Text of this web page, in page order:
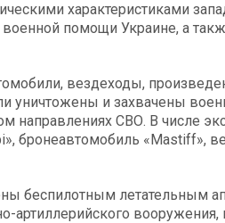
характеристиками
помощи Украине, а
вездеходы,
уничтожены и захвачены
направлениях СВО. В числе
бронеавтомобиль «Mastiff»,
беспилотным летательным
артиллерийского вооружения,